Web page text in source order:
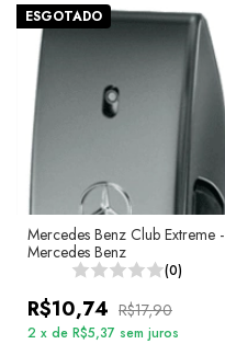
ESGOTADO
Mercedes Benz Club Extreme -
Mercedes Benz
(0)
R$10,74 R$17,90
2 x de R$5,37 sem juros